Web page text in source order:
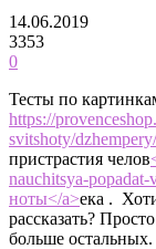
14.06.2019
3353
0
Тесты по
https://
svitshoty/dzhempery/
пристрастия челов
nauchitsya-
ноты</a>ека .
рассказать?
больше остальных.